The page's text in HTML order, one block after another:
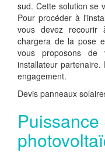
sud. Cette solution se
Pour procéder à
vous devez recourir
chargera de la pose
vous proposons
installateur
engagement.
Devis panneaux